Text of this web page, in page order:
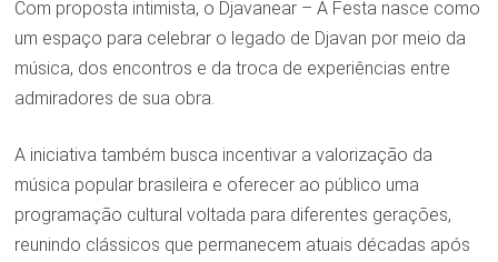
Com proposta intimista, o Djavanear – A Festa nasce como
um espaço para celebrar o legado de Djavan por meio da
música, dos encontros e da troca de experiências entre
admiradores de sua obra.
A iniciativa também busca incentivar a valorização da
música popular brasileira e oferecer ao público uma
programação cultural voltada para diferentes gerações,
reunindo clássicos que permanecem atuais décadas após